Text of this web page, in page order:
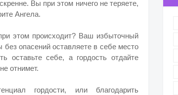
Вы при этом ничего не теряете,
Ангела.
этом происходит? Ваш избыточный
опасений оставляете в себе место
оставьте себе, а гордость отдайте
отнимет.
гордости, или благодарить